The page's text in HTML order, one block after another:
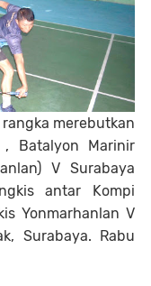
rangka merebutkan
Batalyon Marinir
V Surabaya
antar Kompi
Yonmarhanlan V
Surabaya. Rabu